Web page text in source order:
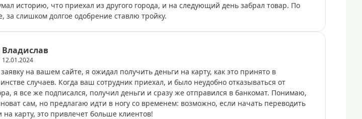
историю, что приехал из другого города, и на следующий день забрал товар. По
за слишком долгое одобрение ставлю тройку.
Владислав
12.01.2024
на вашем сайте, я ожидал получить деньги на карту, как это принято в
случаев. Когда ваш сотрудник приехал, и было неудобно отказываться от
я все же подписался, получил деньги и сразу же отправился в банкомат. Понимаю,
сам, но предлагаю идти в ногу со временем: возможно, если начать переводить
на карту, это привлечет больше клиентов!